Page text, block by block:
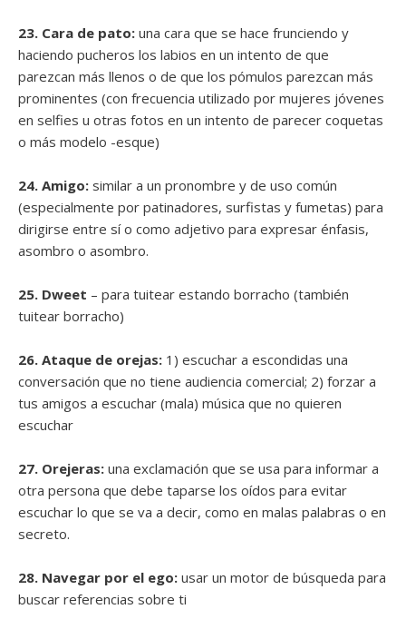
23. Cara de pato: una cara que se hace frunciendo y
haciendo pucheros los labios en un intento de que
parezcan más llenos o de que los pómulos parezcan más
prominentes (con frecuencia utilizado por mujeres jóvenes
en selfies u otras fotos en un intento de parecer coquetas
o más modelo -esque)
24. Amigo: similar a un pronombre y de uso común
(especialmente por patinadores, surfistas y fumetas) para
dirigirse entre sí o como adjetivo para expresar énfasis,
asombro o asombro.
25. Dweet – para tuitear estando borracho (también
tuitear borracho)
26. Ataque de orejas: 1) escuchar a escondidas una
conversación que no tiene audiencia comercial; 2) forzar a
tus amigos a escuchar (mala) música que no quieren
escuchar
27. Orejeras: una exclamación que se usa para informar a
otra persona que debe taparse los oídos para evitar
escuchar lo que se va a decir, como en malas palabras o en
secreto.
28. Navegar por el ego: usar un motor de búsqueda para
buscar referencias sobre ti